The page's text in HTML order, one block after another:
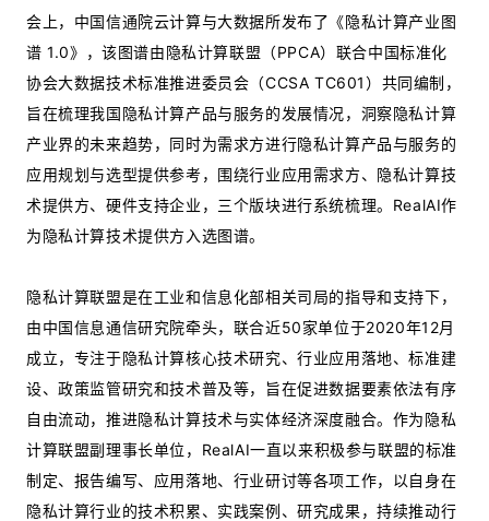
会上，中国信通院云计算与大数据所发布了《隐私计算产业图
谱 1.0》，该图谱由隐私计算联盟（PPCA）联合中国标准化
协会大数据技术标准推进委员会（CCSA TC601）共同编制，
旨在梳理我国隐私计算产品与服务的发展情况，洞察隐私计算
产业界的未来趋势，同时为需求方进行隐私计算产品与服务的
应用规划与选型提供参考，围绕行业应用需求方、隐私计算技
术提供方、硬件支持企业，三个版块进行系统梳理。RealAI作
为隐私计算技术提供方入选图谱。
隐私计算联盟是在工业和信息化部相关司局的指导和支持下，
由中国信息通信研究院牵头，联合近50家单位于2020年12月
成立，专注于隐私计算核心技术研究、行业应用落地、标准建
设、政策监管研究和技术普及等，旨在促进数据要素依法有序
自由流动，推进隐私计算技术与实体经济深度融合。作为隐私
计算联盟副理事长单位，RealAI一直以来积极参与联盟的标准
制定、报告编写、应用落地、行业研讨等各项工作，以自身在
隐私计算行业的技术积累、实践案例、研究成果，持续推动行